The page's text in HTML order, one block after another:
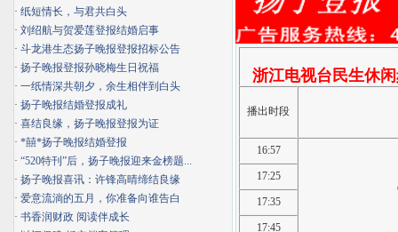
浙江电视台民生休
播出时段
16:57
17:25
17:35
17:45
· 纸短情长，与君共白头
· 刘绍航与贺爱莲登报结婚启事
· 斗龙港生态扬子晚报登报招标公告
· 扬子晚报登报孙晓梅生日祝福
· 一纸情深共朝夕，余生相伴到白头
· 扬子晚报结婚登报成礼
· 喜结良缘，扬子晚报登报为证
· *囍*扬子晚报结婚登报
· “520特刊”后，扬子晚报迎来金榜题...
· 扬子晚报喜讯：许锋高晴缔结良缘
· 爱意流淌的五月，你准备向谁告白
· 书香润财政 阅读伴成长